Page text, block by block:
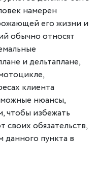
намерен
его жизни и
обычно относят
и дельтаплане,
клиента
нюансы,
чтобы избежать
своих обязательств,
данного пункта в